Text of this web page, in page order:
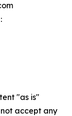
"as is"
accept any